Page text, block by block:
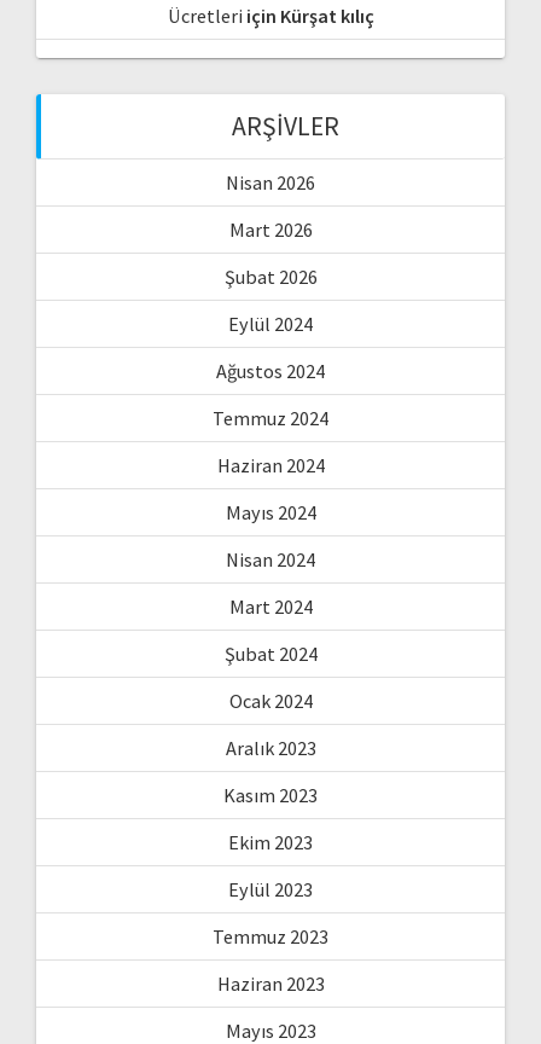
Ücretleri için Kürşat kılıç
ARŞIVLER
Nisan 2026
Mart 2026
Şubat 2026
Eylül 2024
Ağustos 2024
Temmuz 2024
Haziran 2024
Mayıs 2024
Nisan 2024
Mart 2024
Şubat 2024
Ocak 2024
Aralık 2023
Kasım 2023
Ekim 2023
Eylül 2023
Temmuz 2023
Haziran 2023
Mayıs 2023